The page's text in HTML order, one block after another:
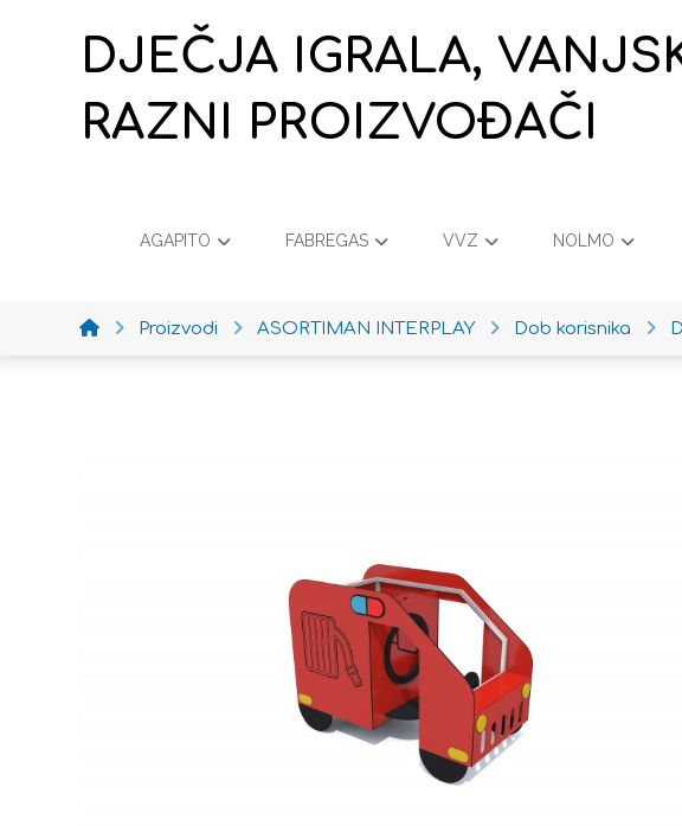
DJEČJA IGRALA,
RAZNI PROIZVOĐAČI
AGAPITO FABREGAS VVZ NOLMO
Proizvodi ASORTIMAN INTERPLAY Dob korisnika